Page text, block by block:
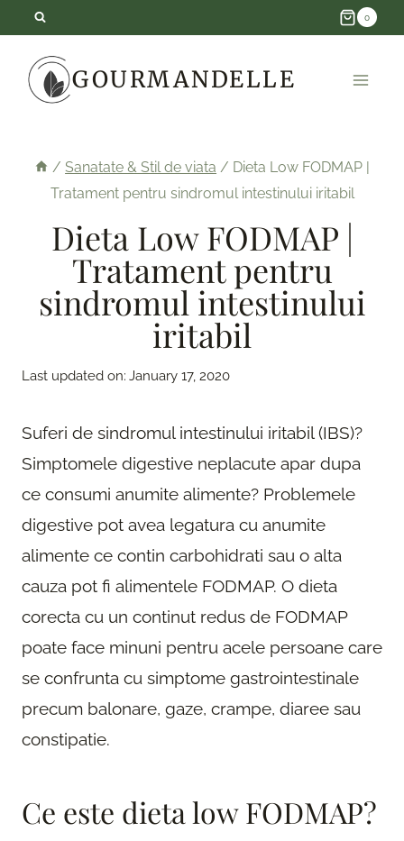
content
0
GOURMANDELLE
/ Sanatate & Stil de viata / Dieta Low FODMAP |
Tratament pentru sindromul intestinului iritabil
Dieta Low FODMAP |
Tratament pentru
sindromul intestinului
iritabil
Last updated on: January 17, 2020
Suferi de sindromul intestinului iritabil (IBS)?
Simptomele digestive neplacute apar dupa
ce consumi anumite alimente? Problemele
digestive pot avea legatura cu anumite
alimente ce contin carbohidrati sau o alta
cauza pot fi alimentele FODMAP. O dieta
corecta cu un continut redus de FODMAP
poate face minuni pentru acele persoane care
se confrunta cu simptome gastrointestinale
precum balonare, gaze, crampe, diaree sau
constipatie.
Ce este dieta low FODMAP?